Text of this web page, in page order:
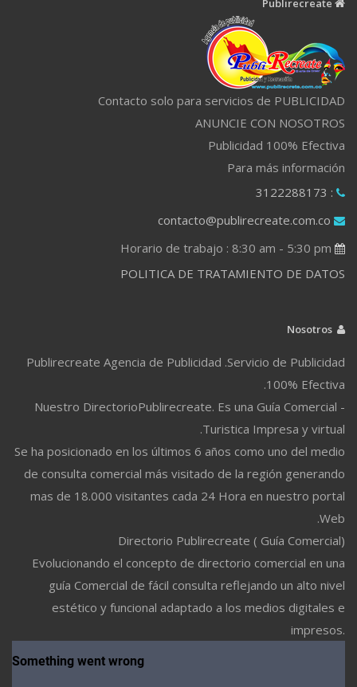
Contacto solo para servicios de PUBLICIDAD
ANUNCIE CON NOSOTROS
Publicidad 100% Efectiva
Para más información
: 3122288173
contacto@publirecreate.com.co
POLITICA DE TRATAMIENTO DE DATOS
Publirecreate Agencia de Publicidad .Servicio de Publicidad
100% Efectiva.
Nuestro DirectorioPublirecreate. Es una Guía Comercial -
Turistica Impresa y virtual.
Se ha posicionado en los últimos 6 años como uno del medio
de consulta comercial más visitado de la región generando
mas de 18.000 visitantes cada 24 Hora en nuestro portal
Web.
Directorio Publirecreate ( Guía Comercial)
Evolucionando el concepto de directorio comercial en una
guía Comercial de fácil consulta reflejando un alto nivel
estético y funcional adaptado a los medios digitales e
impresos.